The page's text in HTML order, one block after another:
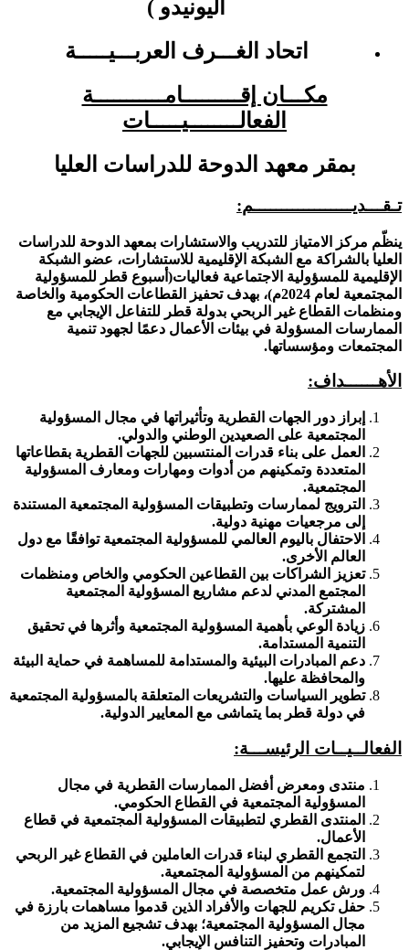
اليونيدو )
اتحاد الغـــرف العربـــيـــــة
مكـــان إقـــــــــامـــــــــــة
الفعالــــــــيـــــات
بمقر معهد الدوحة للدراسات العليا
تـقـــديــــــــــــــــــم:
ينظّم مركز الامتياز للتدريب والاستشارات بمعهد الدوحة للدراسات
العليا بالشراكة مع الشبكة الإقليمية للاستشارات، عضو الشبكة
الإقليمية للمسؤولية الاجتماعية فعاليات(أسبوع قطر للمسؤولية
المجتمعية لعام 2024م)، بهدف تحفيز القطاعات الحكومية والخاصة
ومنظمات القطاع غير الربحي بدولة قطر للتفاعل الإيجابي مع
الممارسات المسؤولة في بيئات الأعمال دعمًا لجهود تنمية
المجتمعات ومؤسساتها.
الأهــــــداف:
إبراز دور الجهات القطرية وتأثيراتها في مجال المسؤولية
المجتمعية على الصعيدين الوطني والدولي.
العمل على بناء قدرات المنتسبين للجهات القطرية بقطاعاتها
المتعددة وتمكينهم من أدوات ومهارات ومعارف المسؤولية
المجتمعية.
الترويج لممارسات وتطبيقات المسؤولية المجتمعية المستندة
إلى مرجعيات مهنية دولية.
الاحتفال باليوم العالمي للمسؤولية المجتمعية توافقًا مع دول
العالم الأخرى.
تعزيز الشراكات بين القطاعين الحكومي والخاص ومنظمات
المجتمع المدني لدعم مشاريع المسؤولية المجتمعية
المشتركة.
زيادة الوعي بأهمية المسؤولية المجتمعية وأثرها في تحقيق
التنمية المستدامة.
دعم المبادرات البيئية والمستدامة للمساهمة في حماية البيئة
والمحافظة عليها.
تطوير السياسات والتشريعات المتعلقة بالمسؤولية المجتمعية
في دولة قطر بما يتماشى مع المعايير الدولية.
الفعالــيــات الرئيســـة:
منتدى ومعرض أفضل الممارسات القطرية في مجال
المسؤولية المجتمعية في القطاع الحكومي.
المنتدى القطري لتطبيقات المسؤولية المجتمعية في قطاع
الأعمال.
التجمع القطري لبناء قدرات العاملين في القطاع غير الربحي
لتمكينهم من المسؤولية المجتمعية.
ورش عمل متخصصة في مجال المسؤولية المجتمعية.
حفل تكريم للجهات والأفراد الذين قدموا مساهمات بارزة في
مجال المسؤولية المجتمعية؛ بهدف تشجيع المزيد من
المبادرات وتحفيز التنافس الإيجابي.